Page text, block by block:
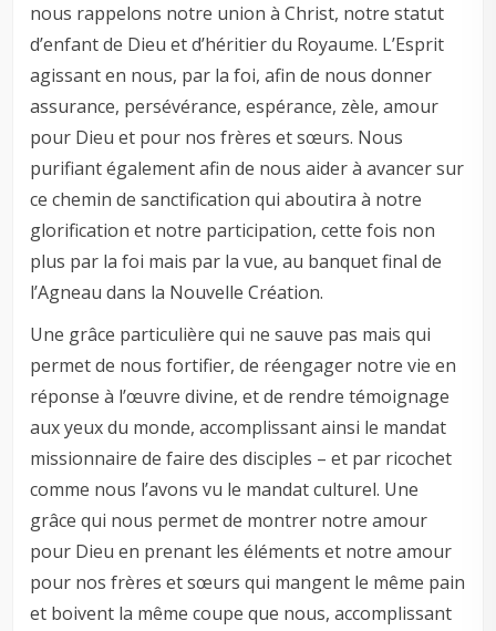
nous rappelons notre union à Christ, notre statut
d’enfant de Dieu et d’héritier du Royaume. L’Esprit
agissant en nous, par la foi, afin de nous donner
assurance, persévérance, espérance, zèle, amour
pour Dieu et pour nos frères et sœurs. Nous
purifiant également afin de nous aider à avancer sur
ce chemin de sanctification qui aboutira à notre
glorification et notre participation, cette fois non
plus par la foi mais par la vue, au banquet final de
l’Agneau dans la Nouvelle Création.
Une grâce particulière qui ne sauve pas mais qui
permet de nous fortifier, de réengager notre vie en
réponse à l’œuvre divine, et de rendre témoignage
aux yeux du monde, accomplissant ainsi le mandat
missionnaire de faire des disciples – et par ricochet
comme nous l’avons vu le mandat culturel. Une
grâce qui nous permet de montrer notre amour
pour Dieu en prenant les éléments et notre amour
pour nos frères et sœurs qui mangent le même pain
et boivent la même coupe que nous, accomplissant